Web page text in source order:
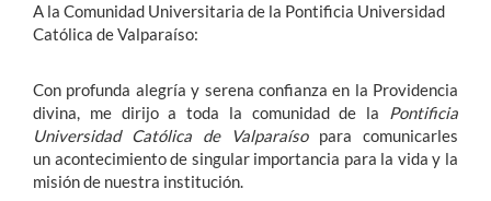
A la Comunidad Universitaria de la Pontificia Universidad
Católica de Valparaíso:
Con profunda alegría y serena confianza en la Providencia
divina, me dirijo a toda la comunidad de la Pontificia
Universidad Católica de Valparaíso para comunicarles
un acontecimiento de singular importancia para la vida y la
misión de nuestra institución.